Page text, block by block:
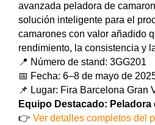
avanzada peladora de
solución inteligente para el
camarones con valor añadido
rendimiento, la consistencia y
📍 Número de stand: 3GG201
📅 Fecha: 6–8 de mayo de
📌 Lugar: Fira Barcelona Gran
Equipo Destacado: Peladora
👉 Ver detalles completos del